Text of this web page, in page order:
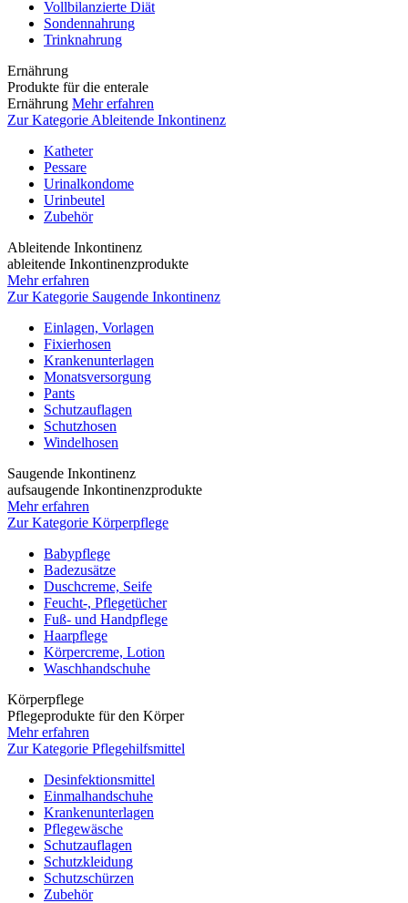
Vollbilanzierte Diät
Sondennahrung
Trinknahrung
Ernährung
Produkte für die enterale
Ernährung Mehr erfahren
Zur Kategorie Ableitende Inkontinenz
Katheter
Pessare
Urinalkondome
Urinbeutel
Zubehör
Ableitende Inkontinenz
ableitende Inkontinenzprodukte
Mehr erfahren
Zur Kategorie Saugende Inkontinenz
Einlagen, Vorlagen
Fixierhosen
Krankenunterlagen
Monatsversorgung
Pants
Schutzauflagen
Schutzhosen
Windelhosen
Saugende Inkontinenz
aufsaugende Inkontinenzprodukte
Mehr erfahren
Zur Kategorie Körperpflege
Babypflege
Badezusätze
Duschcreme, Seife
Feucht-, Pflegetücher
Fuß- und Handpflege
Haarpflege
Körpercreme, Lotion
Waschhandschuhe
Körperpflege
Pflegeprodukte für den Körper
Mehr erfahren
Zur Kategorie Pflegehilfsmittel
Desinfektionsmittel
Einmalhandschuhe
Krankenunterlagen
Pflegewäsche
Schutzauflagen
Schutzkleidung
Schutzschürzen
Zubehör